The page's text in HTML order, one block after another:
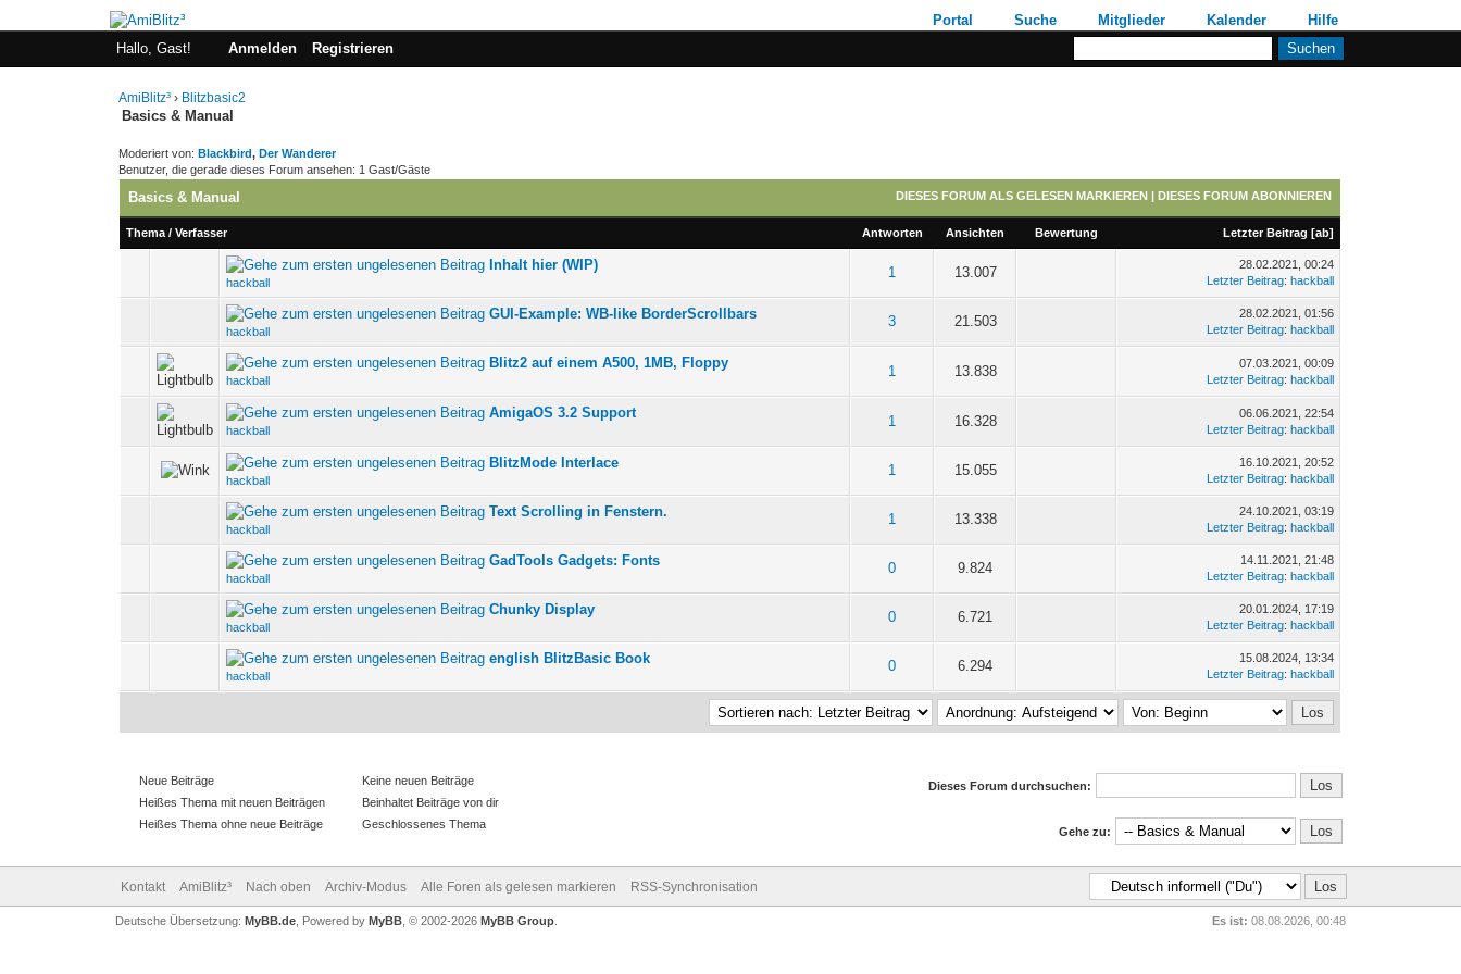
Portal Suche Mitglieder Kalender
Hilfe
Hallo, Gast!
Anmelden Registrieren
AmiBlitz³ › Blitzbasic2
Basics & Manual
Moderiert von:Blackbird,Der Wanderer
Benutzer, die gerade dieses Forum ansehen: 1 Gast/Gäste
DIESES FORUM ALS GELESEN MARKIEREN |DIESES FORUM ABONNIEREN
Basics & Manual
Thema /Verfasser Antworten Ansichten Bewertung Letzter Beitrag [ab]
Inhalt hier (WIP)
hackball
1 13.007
0 Bewertung(en) - 0 von 5 durchschnittlich
28.02.2021, 00:24
Letzter Beitrag:hackball
GUI-Example: WB-like BorderScrollbars
hackball
3 21.503
0 Bewertung(en) - 0 von 5 durchschnittlich
28.02.2021, 01:56
Letzter Beitrag:hackball
Blitz2 auf einem A500, 1MB, Floppy
hackball
1 13.838
0 Bewertung(en) - 0 von 5 durchschnittlich
07.03.2021, 00:09
Letzter Beitrag:hackball
AmigaOS 3.2 Support
hackball
1 16.328
0 Bewertung(en) - 0 von 5 durchschnittlich
06.06.2021, 22:54
Letzter Beitrag:hackball
BlitzMode Interlace
hackball
1 15.055
0 Bewertung(en) - 0 von 5 durchschnittlich
16.10.2021, 20:52
Letzter Beitrag:hackball
Text Scrolling in Fenstern.
hackball
1 13.338
0 Bewertung(en) - 0 von 5 durchschnittlich
24.10.2021, 03:19
Letzter Beitrag:hackball
GadTools Gadgets: Fonts
hackball
0 9.824
0 Bewertung(en) - 0 von 5 durchschnittlich
14.11.2021, 21:48
Letzter Beitrag:hackball
Chunky Display
hackball
0 6.721
0 Bewertung(en) - 0 von 5 durchschnittlich
20.01.2024, 17:19
Letzter Beitrag:hackball
english BlitzBasic Book
hackball
0 6.294
0 Bewertung(en) - 0 von 5 durchschnittlich
15.08.2024, 13:34
Letzter Beitrag:hackball
Neue Beiträge
Heißes Thema mit neuen Beiträgen
Heißes Thema ohne neue Beiträge
Keine neuen Beiträge
Beinhaltet Beiträge von dir
Geschlossenes Thema
Dieses Forum durchsuchen:
Gehe zu:
Kontakt AmiBlitz³ Nach oben Archiv-Modus Alle Foren als gelesen markieren RSS-Synchronisation
Es ist: 08.08.2026, 00:48
Deutsche Übersetzung: MyBB.de, Powered by MyBB, © 2002-2026 MyBB Group.